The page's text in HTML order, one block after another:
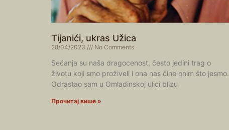
Tijanići, ukras Užica
28/04/2023 No Comments
Sećanja su naša dragocenost, često jedini trag o
životu koji smo proživeli i ona nas čine onim što jesmo.
Odrastao sam u Omladinskoj ulici blizu
Прочитај више »